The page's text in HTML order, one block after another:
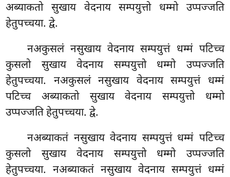
अब्याकतो सुखाय वेदनाय सम्पयुत्तो धम्मो उप्पज्जति
हेतुपच्चया. द्वे.
नअकुसलं नसुखाय वेदनाय सम्पयुत्तं धम्मं पटिच्च
कुसलो सुखाय वेदनाय सम्पयुत्तो धम्मो उप्पज्जति
हेतुपच्चया. नअकुसलं नसुखाय वेदनाय सम्पयुत्तं धम्मं
पटिच्च अब्याकतो सुखाय वेदनाय सम्पयुत्तो धम्मो
उप्पज्जति हेतुपच्चया. द्वे.
नअब्याकतं नसुखाय वेदनाय सम्पयुत्तं धम्मं पटिच्च
कुसलो सुखाय वेदनाय सम्पयुत्तो धम्मो उप्पज्जति
हेतुपच्चया. नअब्याकतं नसुखाय वेदनाय सम्पयुत्तं धम्मं